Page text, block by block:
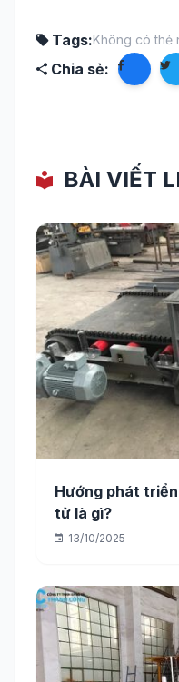
Tags:Không có thẻ
Chia sẻ:
BÀI VIẾT
Hướng phát
tử là gì?
13/10/2025